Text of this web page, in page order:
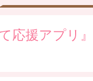
応援アプリ